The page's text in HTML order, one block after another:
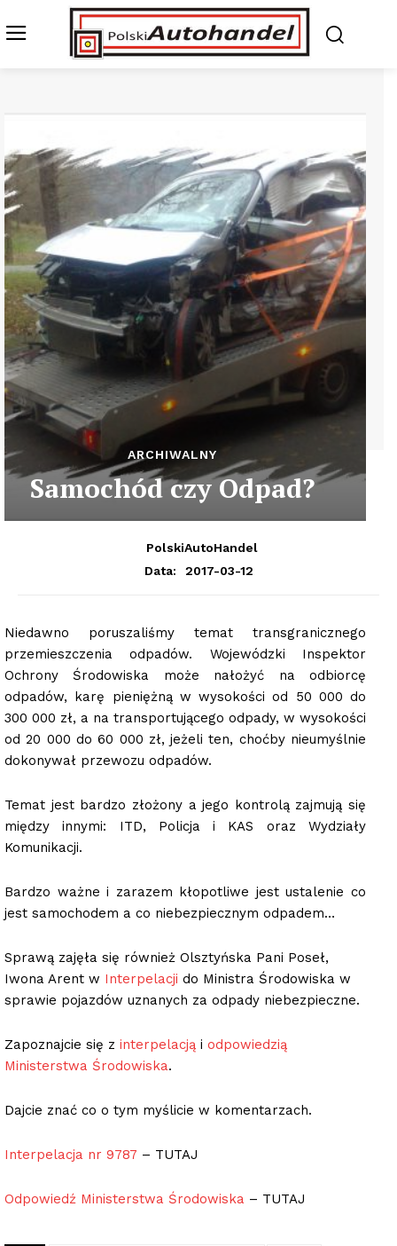
ARCHIWALNY
Samochód czy Odpad?
PolskiAutoHandel
Data:
2017-03-12
Niedawno poruszaliśmy temat transgranicznego
przemieszczenia odpadów. Wojewódzki Inspektor
Ochrony Środowiska może nałożyć na odbiorcę
odpadów, karę pieniężną w wysokości od 50 000 do
300 000 zł, a na transportującego odpady, w wysokości
od 20 000 do 60 000 zł, jeżeli ten, choćby nieumyślnie
dokonywał przewozu odpadów.
Temat jest bardzo złożony a jego kontrolą zajmują się
między innymi: ITD, Policja i KAS oraz Wydziały
Komunikacji.
Bardzo ważne i zarazem kłopotliwe jest ustalenie co
jest samochodem a co niebezpiecznym odpadem…
Sprawą zajęła się również Olsztyńska Pani Poseł,
Iwona Arent w Interpelacji do Ministra Środowiska w
sprawie pojazdów uznanych za odpady niebezpieczne.
Zapoznajcie się z interpelacją i odpowiedzią
Ministerstwa Środowiska.
Dajcie znać co o tym myślicie w komentarzach.
Interpelacja nr 9787 – TUTAJ
Odpowiedź Ministerstwa Środowiska – TUTAJ